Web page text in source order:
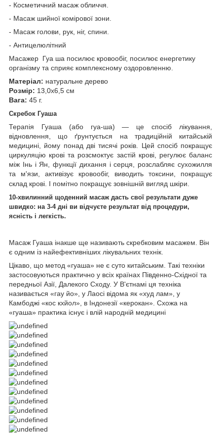
- Косметичний масаж обличчя.
- Масаж шийної комірової зони.
- Масаж голови, рук, ніг, спини.
- Антицелюлітний
Масажер Гуа ша посилює кровообіг, посилює енергетику
організму та сприяє комплексному оздоровленню.
Матеріал: натуральне дерево
Розмір: 13,0х6,5 см
Вага: 45 г.
Скребок Гуаша
Терапія Гуаша (або гуа-ша) — це спосіб лікування,
відновлення, що ґрунтується на традиційній китайській
медицині, йому понад дві тисячі років. Цей спосіб покращує
циркуляцію крові та розсмоктує застій крові, регулює баланс
між Інь і Ян, функції дихання і серця, розслабляє сухожилля
та м'язи, активізує кровообіг, виводить токсини, покращує
склад крові. І помітно покращує зовнішній вигляд шкіри.
10-хвилинний щоденний масаж дасть свої результати дуже
швидко: на 3-4 дні ви відчуєте результат від процедури,
ясність і легкість.
Масаж Гуаша інакше ще називають скребковим масажем. Він
є одним із найефективніших лікувальних технік.
Цікаво, що метод «гуаша» не є суто китайським. Такі техніки
застосовуються практично у всіх країнах Південно-Східної та
передньої Азії, Далекого Сходу. У В'єтнамі ця техніка
називається «гау йо», у Лаосі відома як «худ лам», у
Камбоджі «кос кхйол», в Індонезії «керокан». Схожа на
«гуаша» практика існує і влій народній медицині